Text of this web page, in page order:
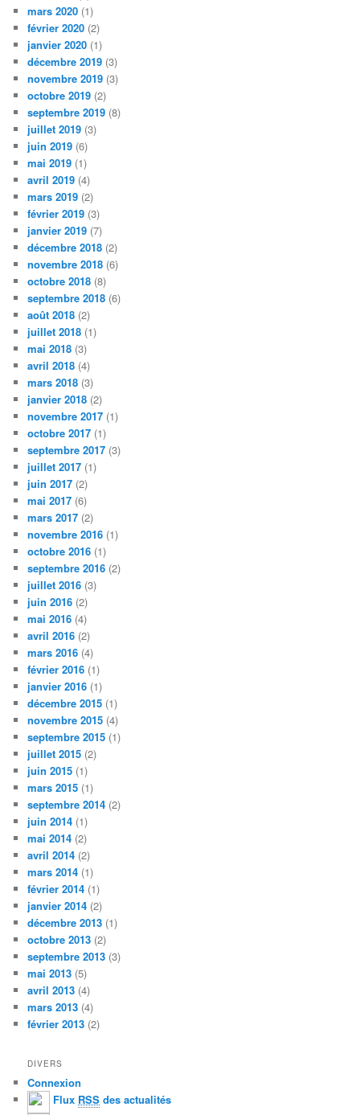
mars 2020 (1)
février 2020 (2)
janvier 2020 (1)
décembre 2019 (3)
novembre 2019 (3)
octobre 2019 (2)
septembre 2019 (8)
juillet 2019 (3)
juin 2019 (6)
mai 2019 (1)
avril 2019 (4)
mars 2019 (2)
février 2019 (3)
janvier 2019 (7)
décembre 2018 (2)
novembre 2018 (6)
octobre 2018 (8)
septembre 2018 (6)
août 2018 (2)
juillet 2018 (1)
mai 2018 (3)
avril 2018 (4)
mars 2018 (3)
janvier 2018 (2)
novembre 2017 (1)
octobre 2017 (1)
septembre 2017 (3)
juillet 2017 (1)
juin 2017 (2)
mai 2017 (6)
mars 2017 (2)
novembre 2016 (1)
octobre 2016 (1)
septembre 2016 (2)
juillet 2016 (3)
juin 2016 (2)
mai 2016 (4)
avril 2016 (2)
mars 2016 (4)
février 2016 (1)
janvier 2016 (1)
décembre 2015 (1)
novembre 2015 (4)
septembre 2015 (1)
juillet 2015 (2)
juin 2015 (1)
mars 2015 (1)
septembre 2014 (2)
juin 2014 (1)
mai 2014 (2)
avril 2014 (2)
mars 2014 (1)
février 2014 (1)
janvier 2014 (2)
décembre 2013 (1)
octobre 2013 (2)
septembre 2013 (3)
mai 2013 (5)
avril 2013 (4)
mars 2013 (4)
février 2013 (2)
DIVERS
Connexion
Flux RSS des actualités